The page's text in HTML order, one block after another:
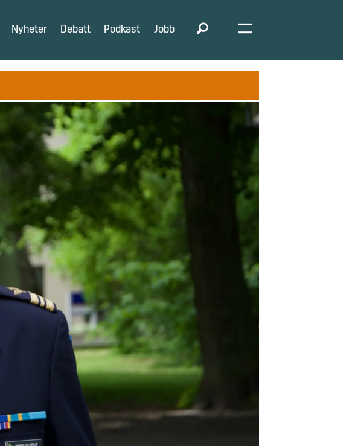
Nyheter Debatt Podkast Jobb